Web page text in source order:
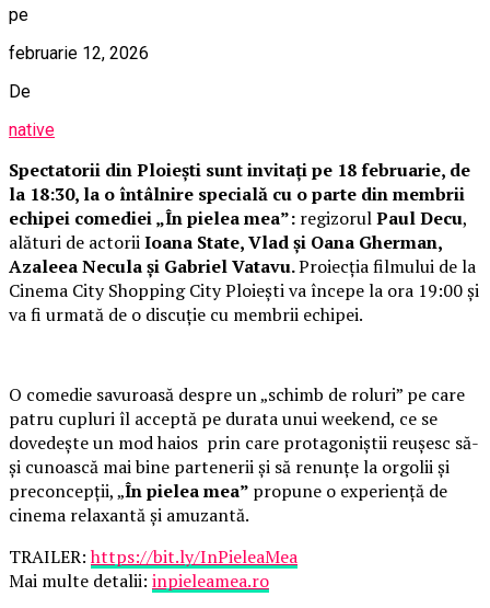
pe
februarie 12, 2026
De
native
Spectatorii din Ploiești sunt invitați pe 18 februarie, de
la 18:30, la o întâlnire specială cu o parte din membrii
echipei comediei „În pielea mea”: regizorulPaul Decu,
alături de actoriiIoana State, Vlad și Oana Gherman,
Azaleea Necula și Gabriel Vatavu.Proiecția filmului de la
Cinema City Shopping City Ploiești va începe la ora 19:00 și
va fi urmată de o discuție cu membrii echipei.
O comedie savuroasă despre un „schimb de roluri” pe care
patru cupluri îl acceptă pe durata unui weekend, ce se
dovedește un mod haios prin care protagoniștii reușesc să-
și cunoască mai bine partenerii și să renunțe la orgolii și
preconcepții, „În pielea mea” propune o experiență de
cinema relaxantă și amuzantă.
TRAILER:https://bit.ly/InPieleaMea
Mai multe detalii: inpieleamea.ro